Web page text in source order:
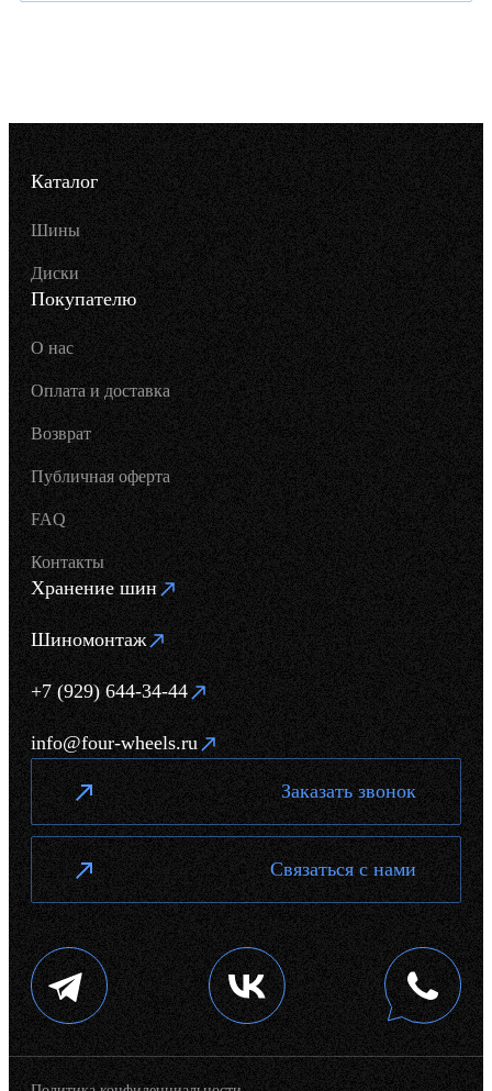
Каталог
Шины
Диски
Покупателю
О нас
Оплата и доставка
Возврат
Публичная оферта
FAQ
Контакты
Хранение шин
Шиномонтаж
+7 (929) 644-34-44
info@four-wheels.ru
Заказать звонок
Связаться с нами